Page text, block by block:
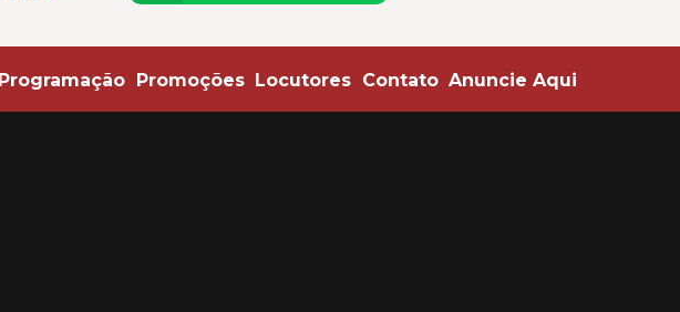
Programação Promoções Locutores Contato Anuncie Aqui